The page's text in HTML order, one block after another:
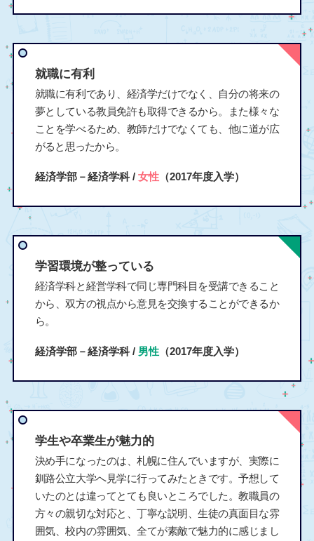
就職に有利
就職に有利であり、経済学だけでなく、自分の将来の
夢としている教員免許も取得できるから。また様々な
ことを学べるため、教師だけでなくても、他に道が広
がると思ったから。
経済学部－経済学科 / 女性（2017年度入学）
学習環境が整っている
経済学科と経営学科で同じ専門科目を受講できること
から、双方の視点から意見を交換することができるか
ら。
経済学部－経済学科 / 男性（2017年度入学）
学生や卒業生が魅力的
決め手になったのは、札幌に住んでいますが、実際に
釧路公立大学へ見学に行ってみたときです。予想して
いたのとは違ってとても良いところでした。教職員の
方々の親切な対応と、丁寧な説明、生徒の真面目な雰
囲気、校内の雰囲気、全てが素敵で魅力的に感じまし